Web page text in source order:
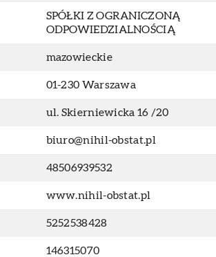
SPÓŁKI Z OGRANICZONĄ
ODPOWIEDZIALNOŚCIĄ
mazowieckie
01-230 Warszawa
ul. Skierniewicka 16 /20
biuro@nihil-obstat.pl
48506939532
www.nihil-obstat.pl
5252538428
146315070